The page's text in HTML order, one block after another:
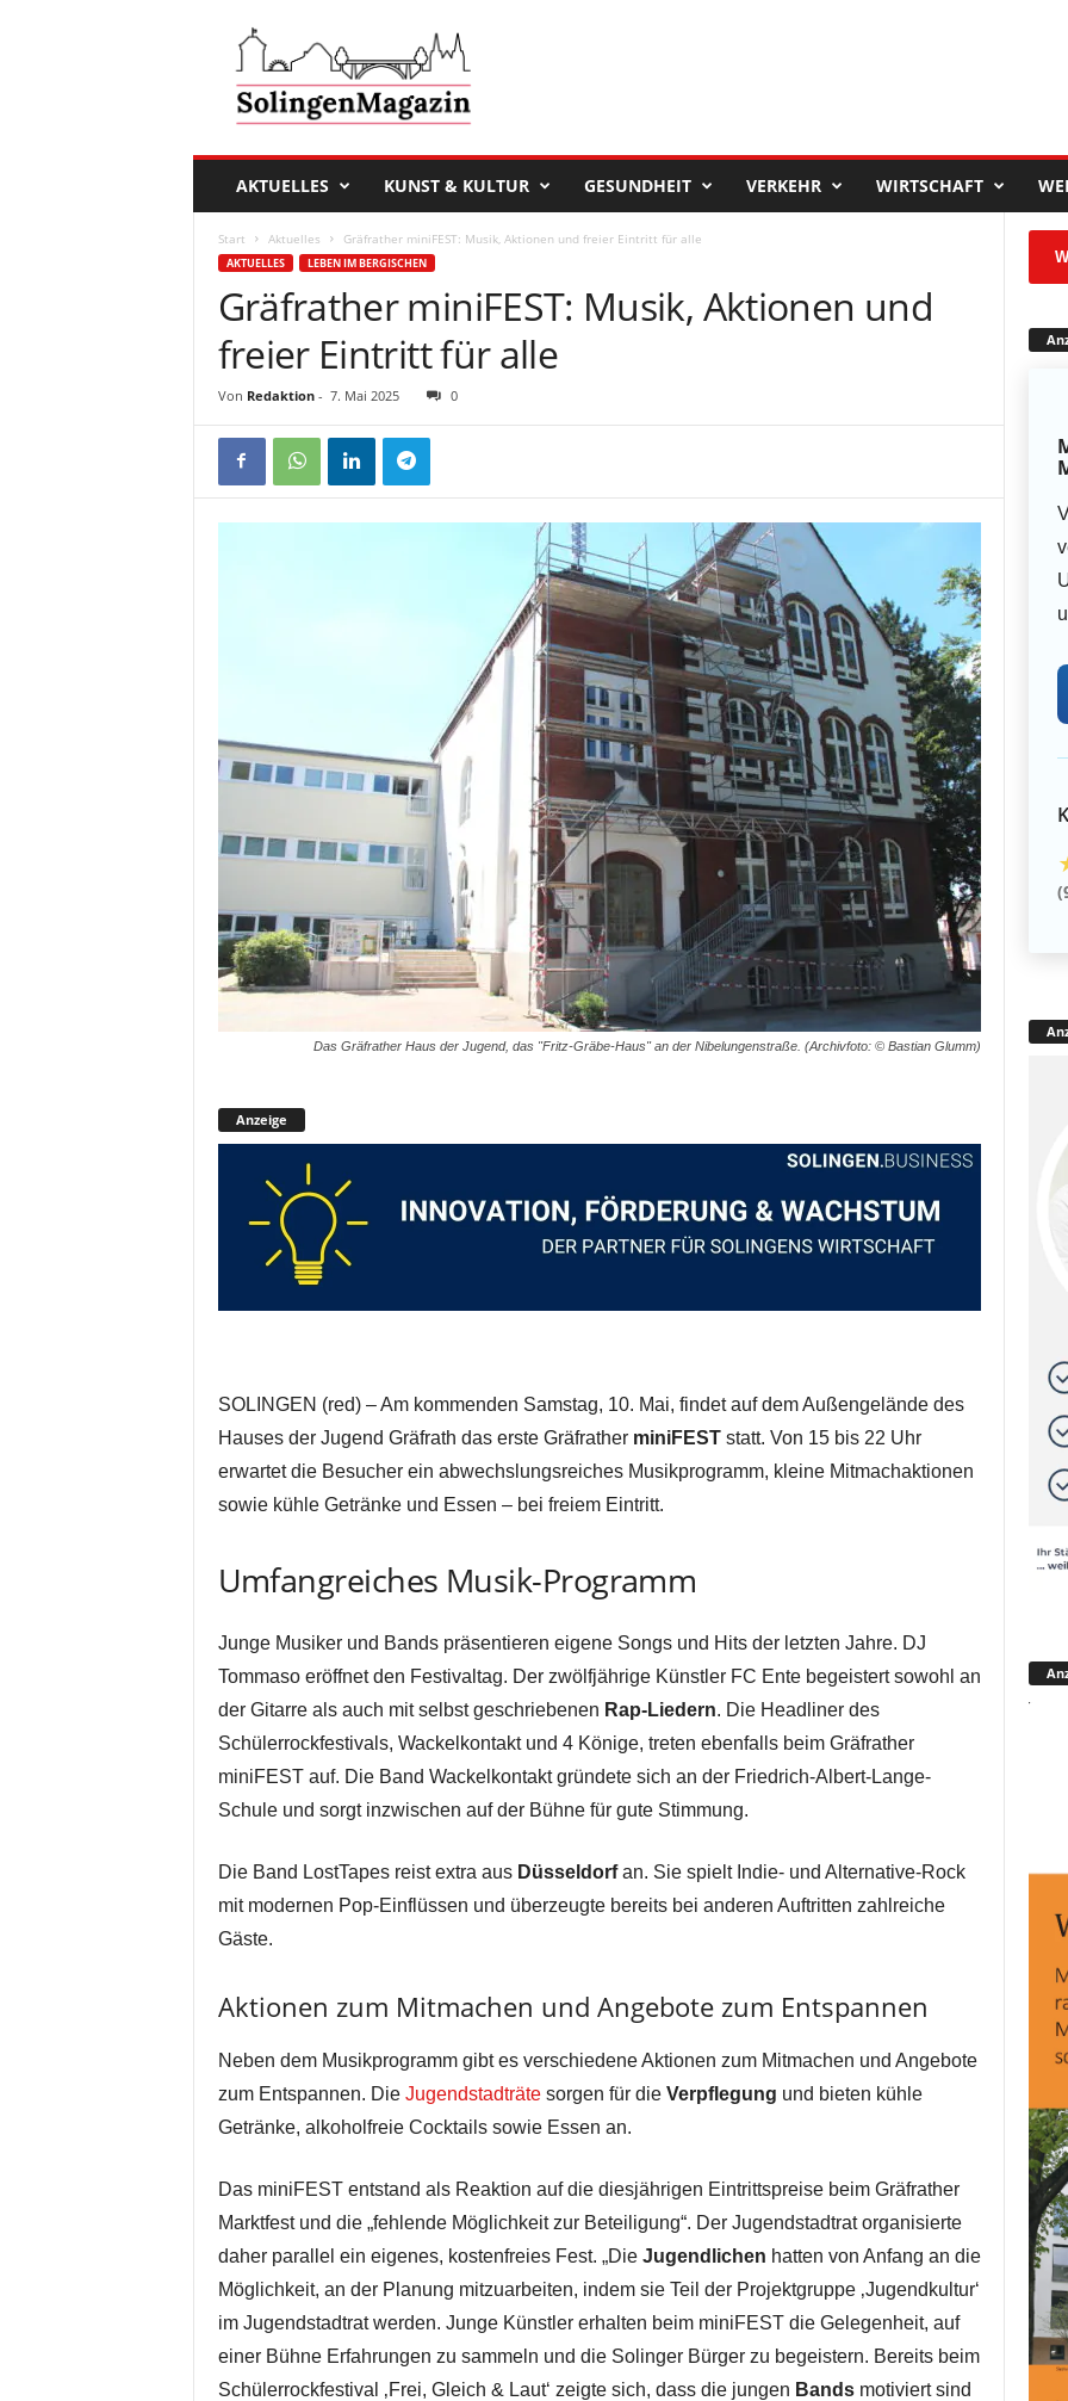
i
AKTUELLES KUNST & KULTUR GESUNDHEIT VERKEHR WIRTSCHAFT
Start Aktuelles Gräfrather miniFEST: Musik, Aktionen und freier Eintritt für alle
AKTUELLES LEBEN IM BERGISCHEN
Gräfrather miniFEST: Musik, Aktionen und
freier Eintritt für alle
Von Redaktion- 7. Mai 2025 0
Das Gräfrather Haus der Jugend, das "Fritz-Gräbe-Haus" an der Nibelungenstraße. (Archivfoto: © Bastian Glumm)
Anzeige
SOLINGEN (red) – Am kommenden Samstag, 10. Mai, findet auf dem Außengelände des
Hauses der Jugend Gräfrath das erste Gräfrather miniFESTstatt. Von 15 bis 22 Uhr
erwartet die Besucher ein abwechslungsreiches Musikprogramm, kleine Mitmachaktionen
sowie kühle Getränke und Essen – bei freiem Eintritt.
Umfangreiches Musik-Programm
Junge Musiker und Bands präsentieren eigene Songs und Hits der letzten Jahre. DJ
Tommaso eröffnet den Festivaltag. Der zwölfjährige Künstler FC Ente begeistert sowohl an
der Gitarre als auch mit selbst geschriebenen Rap-Liedern. Die Headliner des
Schülerrockfestivals, Wackelkontakt und 4 Könige, treten ebenfalls beim Gräfrather
miniFEST auf. Die Band Wackelkontakt gründete sich an der Friedrich-Albert-Lange-
Schule und sorgt inzwischen auf der Bühne für gute Stimmung.
Die Band LostTapes reist extra aus Düsseldorfan. Sie spielt Indie- und Alternative-Rock
mit modernen Pop-Einflüssen und überzeugte bereits bei anderen Auftritten zahlreiche
Gäste.
Aktionen zum Mitmachen und Angebote zum Entspannen
Neben dem Musikprogramm gibt es verschiedene Aktionen zum Mitmachen und Angebote
zum Entspannen. Die Jugendstadträtesorgen für die Verpflegung und bieten kühle
Getränke, alkoholfreie Cocktails sowie Essen an.
Das miniFEST entstand als Reaktion auf die diesjährigen Eintrittspreise beim Gräfrather
Marktfest und die „fehlende Möglichkeit zur Beteiligung“. Der Jugendstadtrat organisierte
daher parallel ein eigenes, kostenfreies Fest. „Die Jugendlichen hatten von Anfang an die
Möglichkeit, an der Planung mitzuarbeiten, indem sie Teil der Projektgruppe ‚Jugendkultur‘
im Jugendstadtrat werden. Junge Künstler erhalten beim miniFEST die Gelegenheit, auf
einer Bühne Erfahrungen zu sammeln und die Solinger Bürger zu begeistern. Bereits beim
Schülerrockfestival ‚Frei, Gleich & Laut‘ zeigte sich, dass die jungen Bandsmotiviert sind